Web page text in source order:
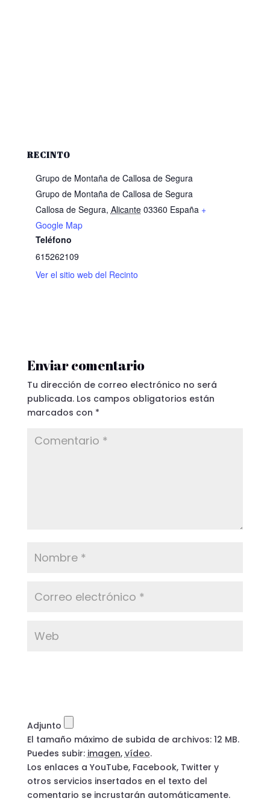
RECINTO
Grupo de Montaña de Callosa de Segura
Grupo de Montaña de Callosa de Segura
Callosa de Segura, Alicante 03360 España +
Google Map
Teléfono
615262109
Ver el sitio web del Recinto
Enviar comentario
Tu dirección de correo electrónico no será
publicada. Los campos obligatorios están
marcados con *
Adjunto
El tamaño máximo de subida de archivos: 12 MB.
Puedes subir:imagen, vídeo.
Los enlaces a YouTube, Facebook, Twitter y
otros servicios insertados en el texto del
comentario se incrustarán automáticamente.